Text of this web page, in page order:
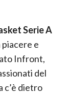
Serie A
e
Infront,
del
c’è dietro